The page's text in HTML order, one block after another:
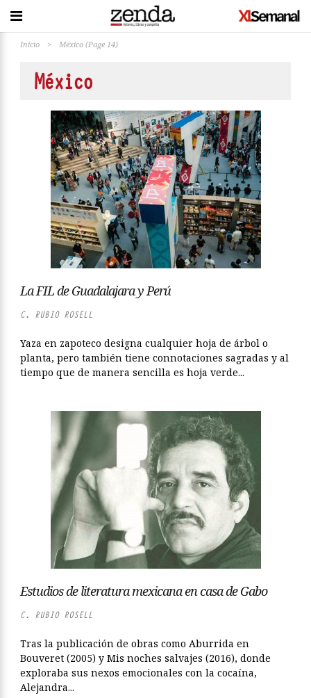
Inicio > México (Page 14)
México
La FIL de Guadalajara y Perú
C. RUBIO ROSELL
Yaza en zapoteco designa cualquier hoja de árbol o
planta, pero también tiene connotaciones sagradas y al
tiempo que de manera sencilla es hoja verde...
Estudios de literatura mexicana en casa de Gabo
C. RUBIO ROSELL
Tras la publicación de obras como Aburrida en
Bouveret (2005) y Mis noches salvajes (2016), donde
exploraba sus nexos emocionales con la cocaína,
Alejandra...